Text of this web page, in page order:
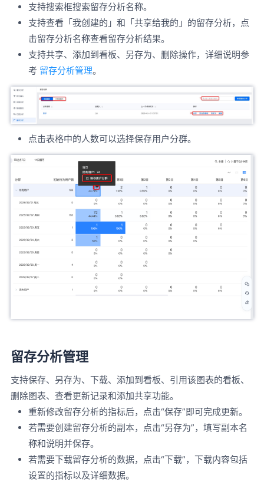
支持搜索框搜索留存分析名称。
支持查看「我创建的」和「共享给我的」的留存分析，点
击留存分析名称查看留存分析结果。
支持共享、添加到看板、另存为、删除操作，详细说明参
考 留存分析管理。
点击表格中的人数可以选择保存用户分群。
留存分析管理
支持保存、另存为、下载、添加到看板、引用该图表的看板、
删除图表、查看更新记录和添加共享功能。
重新修改留存分析的指标后，点击“保存”即可完成更新。
若需要创建留存分析的副本，点击“另存为”，填写副本名
称和说明并保存。
若需要下载留存分析的数据，点击“下载”，下载内容包括
设置的指标以及详细数据。